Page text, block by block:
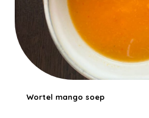
Wortel mango soep